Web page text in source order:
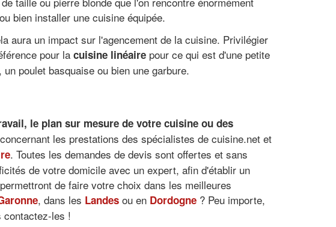
bien installer une cuisine équipée.
aura un impact sur l'agencement de la cuisine. Privilégier
pour la cuisine linéaire pour ce qui est d'une petite
poulet basquaise ou bien une garbure.
, le plan sur mesure de votre cuisine ou des
les prestations des spécialistes de cuisine.net et
. Toutes les demandes de devis sont offertes et sans
de votre domicile avec un expert, afin d'établir un
de faire votre choix dans les meilleures
, dans les Landes ou en Dordogne ? Peu importe,
les !